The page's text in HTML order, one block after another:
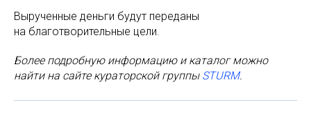
Вырученные деньги будут переданы
на благотворительные цели.
Более подробную информацию и каталог можно
найти на сайте кураторской группы STURM.